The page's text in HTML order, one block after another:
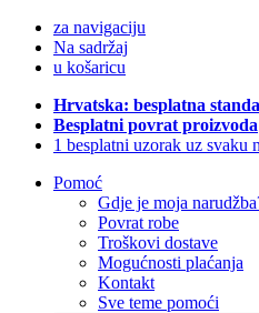
za navigaciju
Na sadržaj
u košaricu
Hrvatska: besplatna
Besplatni povrat proizvoda
1 besplatni uzorak uz svaku
Pomoć
Gdje je moja
Povrat robe
Troškovi dostave
Mogućnosti plaćanja
Kontakt
Sve teme pomoći